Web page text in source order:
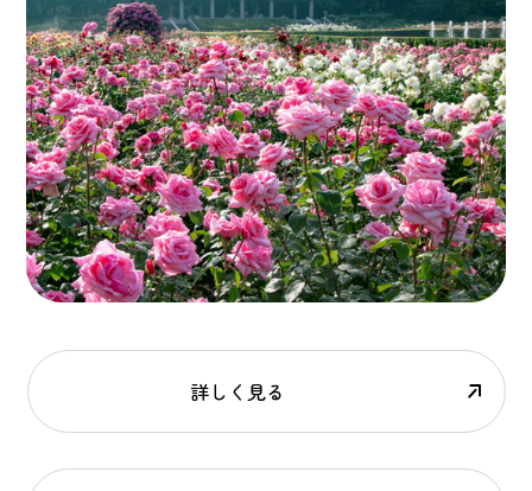
詳しく見る